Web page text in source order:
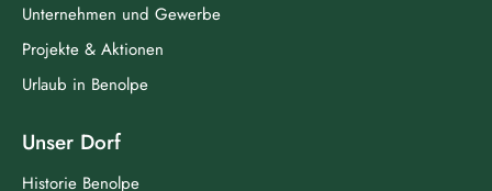
Unternehmen und Gewerbe
Projekte & Aktionen
Urlaub in Benolpe
Unser Dorf
Historie Benolpe